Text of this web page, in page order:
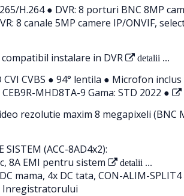
H.264 ● DVR: 8 porturi BNC 8MP
8 canale 5MP camere IP/ONVIF,
compatibil instalare in DVR detalii ...
CVBS ● 94° lentila ● Microfon inclus
MHD8TA-9 Gama: STD 2022 ●
rezolutie maxim 8 megapixeli (BNC
SISTEM (ACC-8AD4x2):
8A EMI pentru sistem
detalii ...
mama, 4x DC tata, CON-ALIM-SPLIT4
Inregistratorului